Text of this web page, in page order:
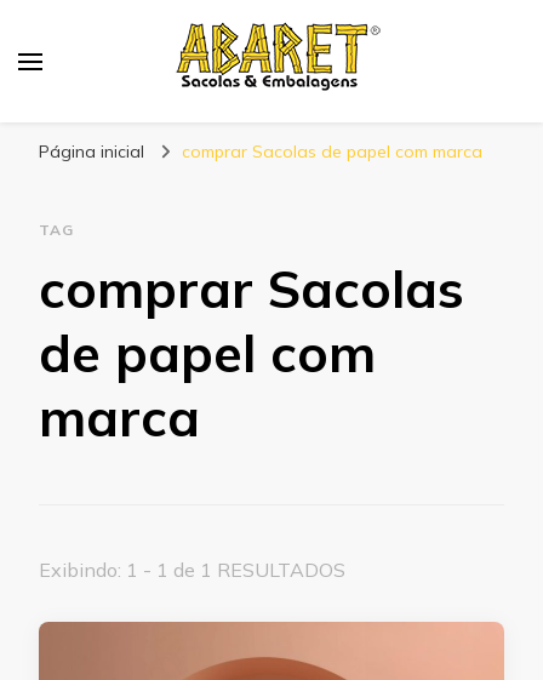
Página inicial comprar Sacolas de papel com marca
TAG
comprar Sacolas
de papel com
marca
Exibindo: 1 - 1 de 1 RESULTADOS